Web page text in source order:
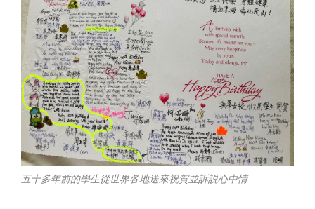
五十多年前的學生從世界各地送來祝賀並訴説心中情